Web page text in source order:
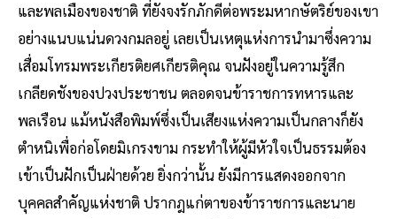
และพลเมืองของชาติ ที่ยังจงรักภักดีต่อพระมหากษัตริย์ของเขา
อย่างแนบแน่น​ดวงกมลอยู่ เลยเป็นเหตุแห่งการนำมาซึ่งความ
เสื่อมโทรมพระเกียรติยศเกียรติคุณ จนฝังอยู่ในความรู้สึก
เกลียดชังของปวงประชาชน ตลอดจนข้าราชการทหารและ
พลเรือน แม้หนังสือพิมพ์ซึ่งเป็นเสียงแห่งความเป็นกลางก็ยัง
ตำหนิเพื่อก่อโดยมิเกรงขาม กระทำให้ผู้มีหัวใจเป็นธรรมต้อง
เข้าเป็นฝักเป็นฝ่ายด้วย ยิ่งกว่านั้น ยังมีการแสดงออกจาก
บุคคลสำคัญแห่งชาติ ปรากฎแก่ตาของข้าราชการและนาย